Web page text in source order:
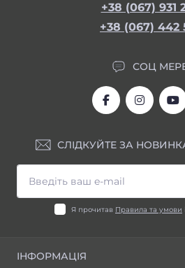
+38 (067) 931
+38 (067) 442
СОЦ
СЛІДКУЙТЕ ЗА
Я прочитав Правила та умови
ІНФОРМАЦІЯ